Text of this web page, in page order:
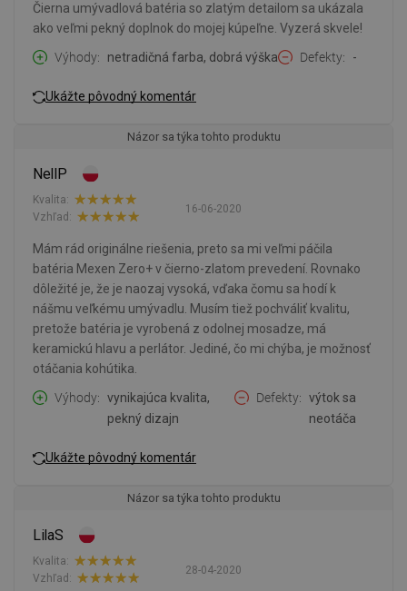
Čierna umývadlová batéria so zlatým detailom sa ukázala
ako veľmi pekný doplnok do mojej kúpeľne. Vyzerá skvele!
Výhody
netradičná farba, dobrá výška Defekty -
Ukážte pôvodný komentár
Názor sa týka tohto produktu
NellP
16-06-2020
Kvalita:
Vzhľad:
Mám rád originálne riešenia, preto sa mi veľmi páčila
batéria Mexen Zero+ v čierno-zlatom prevedení. Rovnako
dôležité je, že je naozaj vysoká, vďaka čomu sa hodí k
nášmu veľkému umývadlu. Musím tiež pochváliť kvalitu,
pretože batéria je vyrobená z odolnej mosadze, má
keramickú hlavu a perlátor. Jediné, čo mi chýba, je možnosť
otáčania kohútika.
Výhody
vynikajúca kvalita,
pekný dizajn
Defekty
výtok sa
neotáča
Ukážte pôvodný komentár
Názor sa týka tohto produktu
LilaS
28-04-2020
Kvalita:
Vzhľad: